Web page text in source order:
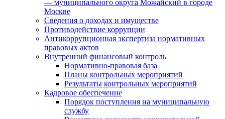
— муниципального округа Можайский в городе
Москве
Сведения о доходах и имуществе
Противодействие коррупции
Антикоррупционная экспертиза нормативных
правовых актов
Внутренний финансовый контроль
Нормативно-правовая база
Планы контрольных мероприятий
Результаты контрольных мероприятий
Кадровое обеспечение
Порядок поступления на муниципальную
службу